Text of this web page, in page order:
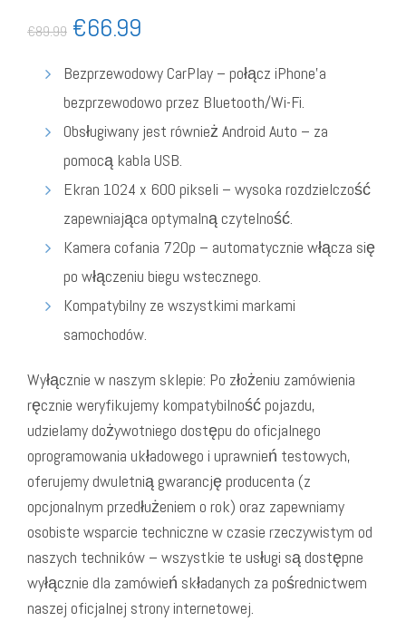
€89.99 €66.99
Bezprzewodowy CarPlay – połącz iPhone’a
bezprzewodowo przez Bluetooth/Wi-Fi.
Obsługiwany jest również Android Auto – za
pomocą kabla USB.
Ekran 1024 x 600 pikseli – wysoka rozdzielczość
zapewniająca optymalną czytelność.
Kamera cofania 720p – automatycznie włącza się
po włączeniu biegu wstecznego.
Kompatybilny ze wszystkimi markami
samochodów.
Wyłącznie w naszym sklepie: Po złożeniu zamówienia
ręcznie weryfikujemy kompatybilność pojazdu,
udzielamy dożywotniego dostępu do oficjalnego
oprogramowania układowego i uprawnień testowych,
oferujemy dwuletnią gwarancję producenta (z
opcjonalnym przedłużeniem o rok) oraz zapewniamy
osobiste wsparcie techniczne w czasie rzeczywistym od
naszych techników – wszystkie te usługi są dostępne
wyłącznie dla zamówień składanych za pośrednictwem
naszej oficjalnej strony internetowej.